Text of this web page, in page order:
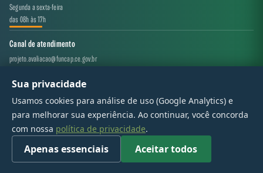
Segunda a sexta-feira
das 08h às 17h
Canal de atendimento
projeto.avaliacao@funcap.ce.gov.br
Sua privacidade
Usamos cookies para análise de uso (Google Analytics) e
para melhorar sua experiência. Ao continuar, você concorda
com nossa política de privacidade.
Apenas essenciais Aceitar todos